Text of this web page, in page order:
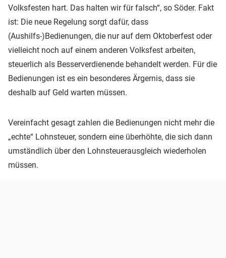
Volksfesten hart. Das halten wir für falsch“, so Söder. Fakt
ist: Die neue Regelung sorgt dafür, dass
(Aushilfs-)Bedienungen, die nur auf dem Oktoberfest oder
vielleicht noch auf einem anderen Volksfest arbeiten,
steuerlich als Besserverdienende behandelt werden. Für die
Bedienungen ist es ein besonderes Ärgernis, dass sie
deshalb auf Geld warten müssen.
Vereinfacht gesagt zahlen die Bedienungen nicht mehr die
„echte“ Lohnsteuer, sondern eine überhöhte, die sich dann
umständlich über den Lohnsteuerausgleich wiederholen
müssen.